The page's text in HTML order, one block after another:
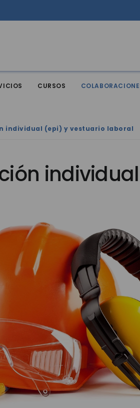
CURSOS
individual (epi) y vestuario laboral